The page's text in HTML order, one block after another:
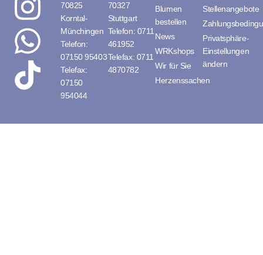
70825
Korntal-
Münchingen
Telefon:
07150 95403
Telefax:
07150
954044
70327
Stuttgart
Telefon: 0711
461952
Telefax: 0711
4870782
Blumen
bestellen
News
WRKshops
Wir für Sie
Herzenssachen
Stellenangebote
Privatsphäre-
Einstellungen
ändern